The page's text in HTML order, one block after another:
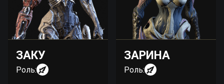
ЗАКУ
Роль:
ЗАРИНА
Роль: